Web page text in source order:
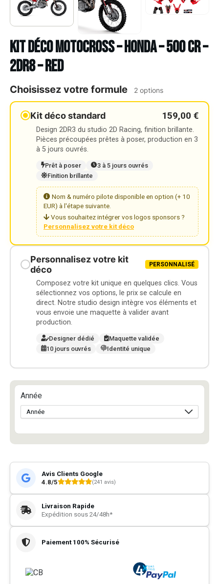
Kit déco Motocross – HONDA – 500 CR –
2DR8 – RED
Choisissez votre formule 2 options
Kit déco standard 159,00 €
Design 2DR3 du studio 2D Racing, finition brillante.
Pièces précoupées prêtes à poser, production en 3
à 5 jours ouvrés.
Prêt à poser
3 à 5 jours ouvrés
Finition brillante
Nom & numéro pilote disponible en option (+ 10
EUR) à l'étape suivante.
Vous souhaitez intégrer vos logos sponsors ?
Personnalisez votre kit déco
Personnalisez votre kit
déco
PERSONNALISÉ
Composez votre kit unique en quelques clics. Vous
sélectionnez vos options, le prix se calcule en
direct. Notre studio design intègre vos éléments et
vous envoie une maquette à valider avant
production.
Designer dédié
Maquette validée
10 jours ouvrés
Identité unique
Année
Avis Clients Google
4.8/5
(241 avis)
Livraison Rapide
Expédition sous 24/48h*
Paiement 100% Sécurisé